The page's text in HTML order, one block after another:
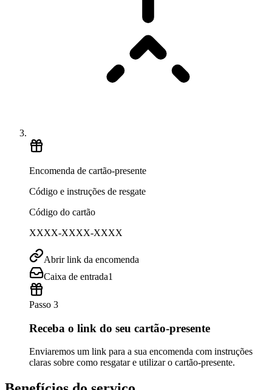
Encomenda de cartão-presente
Código e instruções de resgate
Código do cartão
XXXX-XXXX-XXXX
Abrir link da encomenda
Caixa de entrada1
Passo 3
Receba o link do seu cartão-presente
Enviaremos um link para a sua encomenda com instruções
claras sobre como resgatar e utilizar o cartão-presente.